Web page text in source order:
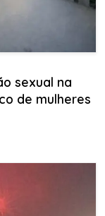
sexual na
de mulheres